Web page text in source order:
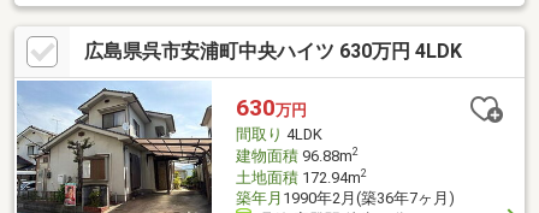
広島県呉市安浦町中央ハイツ 630万円 4LDK
630万円
間取り 4LDK
建物面積96.88m2
土地面積172.94m2
築年月 1990年2月(築36年7ヶ月)